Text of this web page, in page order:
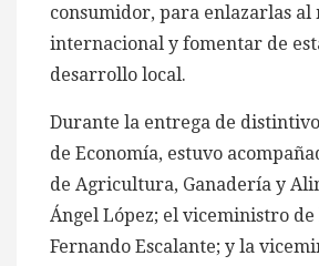
consumidor, para enlazarlas al
internacional y fomentar de
desarrollo local.
Durante la entrega de
de Economía, estuvo
de Agricultura, Ganadería y
Ángel López; el viceministro
Fernando Escalante; y la